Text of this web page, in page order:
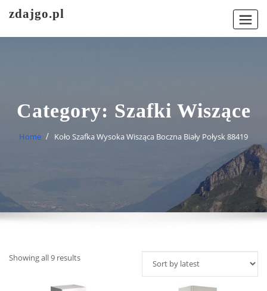
zdajgo.pl
Category: Szafki Wiszące
Home Koło Szafka Wysoka Wisząca Boczna Biały Połysk 88419
Showing all 9 results